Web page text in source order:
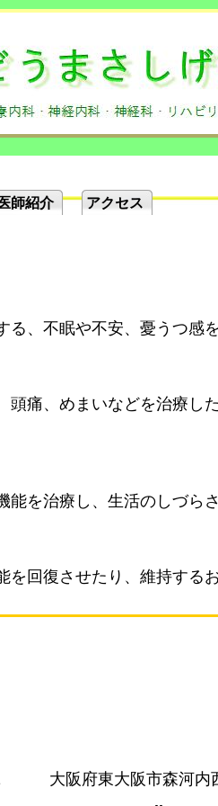
医師紹介 アクセス
、不眠や不安、憂うつ感
頭痛、めまいなどを治療し
を治療し、生活のしづら
を回復させたり、維持する
大阪府東大阪市森河内